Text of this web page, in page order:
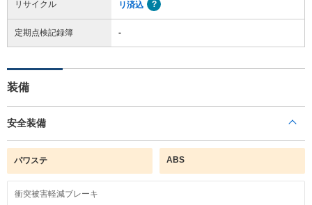
リサイクル リ済込
定期点検記録簿 -
装備
安全装備
パワステ ABS
衝突被害軽減ブレーキ